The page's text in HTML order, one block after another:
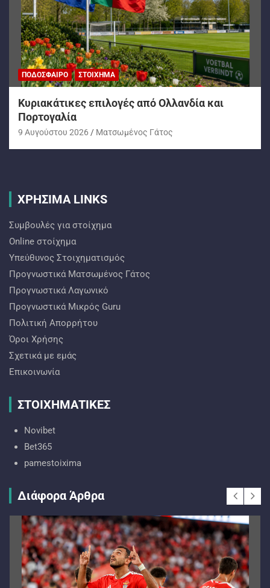
ΠΟΔΌΣΦΑΙΡΟ ΣΤΟΊΧΗΜΑ
Kυριακάτικες επιλογές από Ολλανδία και
Πορτογαλία
9 Αυγούστου 2026 Ματσωμένος Γάτος
ΧΡΗΣΙΜΑ LINKS
Συμβουλές για στοίχημα
Online στοίχημα
Υπεύθυνος Στοιχηματισμός
Προγνωστικά Ματσωμένος Γάτος
Προγνωστικά Λαγωνικό
Προγνωστικά Mικρός Guru
Πολιτική Απορρήτου
Όροι Χρήσης
Σχετικά με εμάς
Επικοινωνία
ΣΤΟΙΧΗΜΑΤΙΚΕΣ
Novibet
Bet365
pamestoixima
Διάφορα Άρθρα